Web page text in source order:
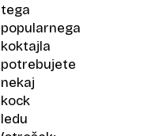
tega
popularnega
koktajla
potrebujete
nekaj
kock
ledu